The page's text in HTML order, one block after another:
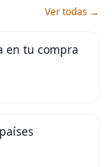
Ver todas →
en tu compra